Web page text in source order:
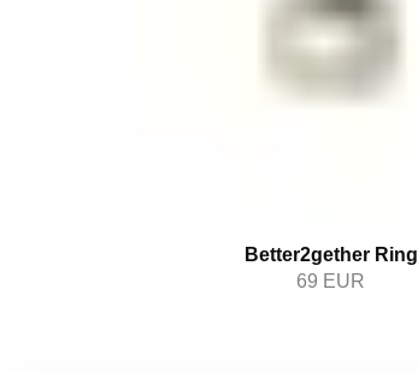
Better2gether Ring
69 EUR